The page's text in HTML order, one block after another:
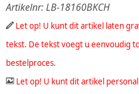
Artikelnr:LB-18160BKCH
Let op! U kunt dit artikel laten
tekst. De tekst voegt u eenvoudig
bestelproces.
Let op! U kunt dit artikel